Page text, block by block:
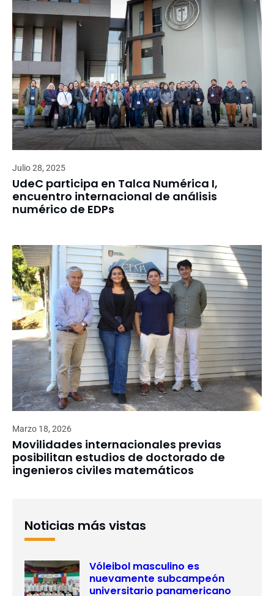
Julio 28, 2025
UdeC participa en Talca Numérica I,
encuentro internacional de análisis
numérico de EDPs
Marzo 18, 2026
Movilidades internacionales previas
posibilitan estudios de doctorado de
ingenieros civiles matemáticos
Noticias más vistas
Vóleibol masculino es
nuevamente subcampeón
universitario panamericano